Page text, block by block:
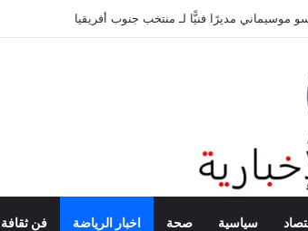
موسيماني مديرًا فنيًّا لـ منتخب جنوب أفريقيا
سياسية صحة اخبار الرياضة فن ثقافة